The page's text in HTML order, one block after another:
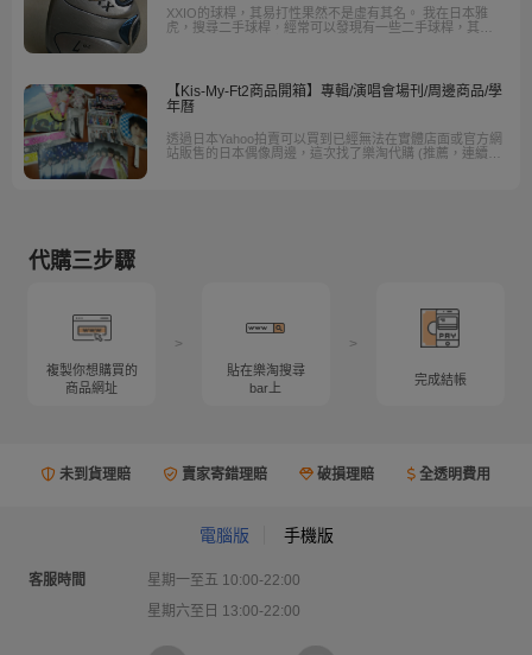
XXIO的球桿，其易打性果然不是虛有其名。 我在日本雅
虎，搜尋二手球桿，經常可以發現有一些二手球桿，其實
【Kis-My-Ft2商品開箱】專輯/演唱會場刊/周邊商品/學
年曆
透過日本Yahoo拍賣可以買到已經無法在實體店面或官方網
站販售的日本偶像周邊，這次找了樂淘代購 (推薦，連續三
代購三步驟
複製你想購買的
商品網址
>
貼在樂淘搜尋
bar上
>
完成結帳
未到貨理賠 賣家寄錯理賠 破損理賠 全透明費用
電腦版 手機版
客服時間
星期一至五 10:00-22:00
星期六至日 13:00-22:00